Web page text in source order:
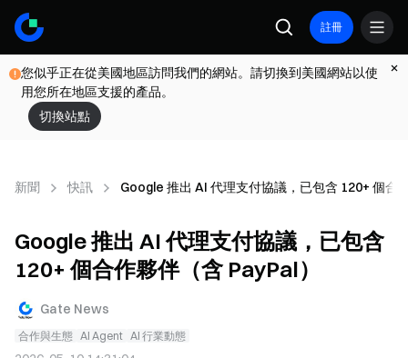
註冊
您似乎正在從美國地區訪問我們的網站。請切換到美國網站以使
用您所在地區支援的產品。
切換站點
新聞 快訊 Google 推出 AI 代理支付協議，已包含 120+ 個合
Google 推出 AI 代理支付協議，已包含
120+ 個合作夥伴（含 PayPal）
Gate News
合作與生態 AI Agent AI 行業動態